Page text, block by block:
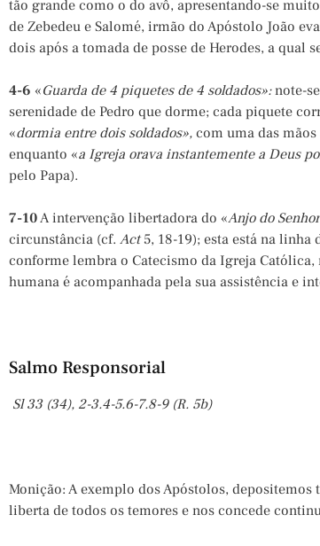
tão grande como o do avô, apresentando-se
de Zebedeu e Salomé, irmão do Apóstolo João
dois após a tomada de posse de Herodes, a qual
4-6 «Guarda de 4 piquetes de 4 soldados»:note-
serenidade de Pedro que dorme; cada piquete
«dormia entre dois soldados», com uma das
enquanto «a Igreja orava instantemente a Deus
pelo Papa).
7-10A intervenção libertadora do «Anjo do
circunstância (cf. Act5, 18-19); esta está na linha
conforme lembra o Catecismo da Igreja Católica,
humana é acompanhada pela sua assistência e
Salmo Responsorial
Sl 33 (34), 2-3.4-5.6-7.8-9 (R. 5b)
Monição: A exemplo dos Apóstolos, depositemos
liberta de todos os temores e nos concede